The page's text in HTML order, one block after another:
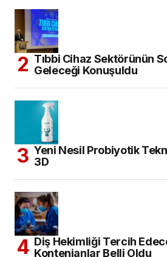
Tıbbi Cihaz Sektörünün
Geleceği Konuşuldu
Yeni Nesil Probiyotik
3D
Diş Hekimliği Tercih
Kontenjanlar Belli Oldu